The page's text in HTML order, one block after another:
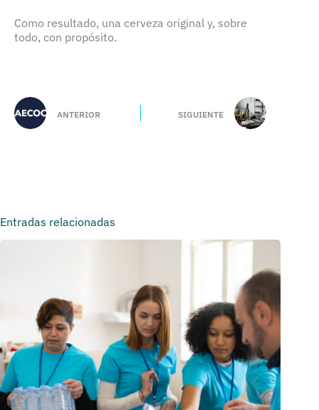
Como resultado, una cerveza original y, sobre
todo, con propósito.
ANTERIOR SIGUIENTE
Entradas relacionadas